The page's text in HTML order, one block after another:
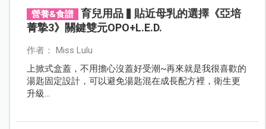
營養&食譜
育兒用品▍貼近母乳的選擇《亞培
菁摯3》關鍵雙元OPO+L.E.D.
作者： Miss Lulu
上掀式盒蓋，不用擔心沒蓋好受潮~再來就是我很喜歡的
湯匙固定設計，可以避免湯匙混在成長配方裡，衛生更
升級…